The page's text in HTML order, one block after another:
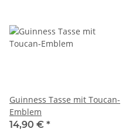
Guinness Tasse mit Toucan-
Emblem
14,90 € *